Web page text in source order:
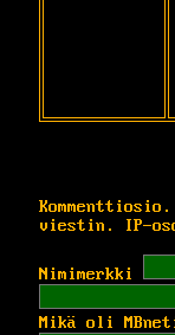
viestin. IP-
Nimimerkki
Mikä oli